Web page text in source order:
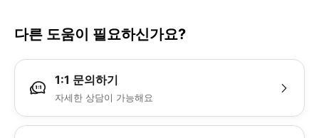
다른 도움이 필요하신가요?
1:1 문의하기
자세한 상담이 가능해요